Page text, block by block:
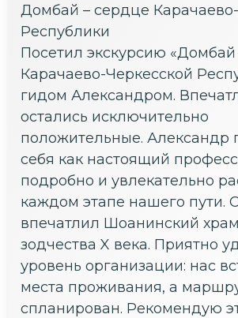
Домбай – сердце
Республики
Посетил экскурсию
Карачаево-Черкесской
гидом Александром.
остались исключительно
положительные. Александр
себя как настоящий
подробно и увлекательно
каждом этапе нашего пути.
впечатлил Шоанинский
зодчества X века. Приятно
уровень организации: нас
места проживания, а
спланирован. Рекомендую